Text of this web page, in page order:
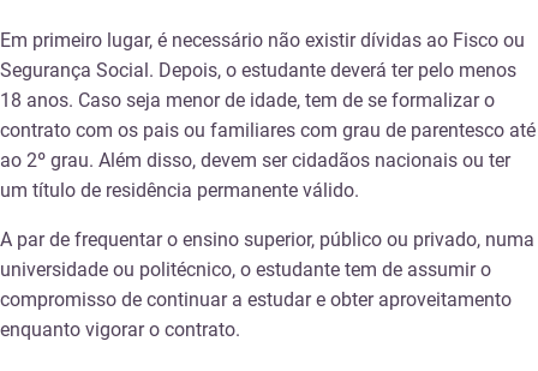
Em primeiro lugar, é necessário não existir dívidas ao Fisco ou
Segurança Social. Depois, o estudante deverá ter pelo menos
18 anos. Caso seja menor de idade, tem de se formalizar o
contrato com os pais ou familiares com grau de parentesco até
ao 2º grau. Além disso, devem ser cidadãos nacionais ou ter
um título de residência permanente válido.
A par de frequentar o ensino superior, público ou privado, numa
universidade ou politécnico, o estudante tem de assumir o
compromisso de continuar a estudar e obter aproveitamento
enquanto vigorar o contrato.